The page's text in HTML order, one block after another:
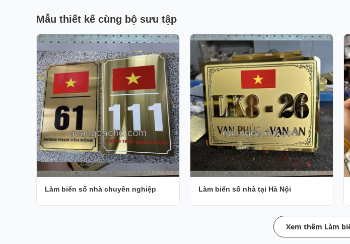
Mẫu thiết kế cùng bộ sưu tập
Làm biển số nhà chuyên nghiệp Làm biển số nhà tại Hà Nội
Xem thêm Làm